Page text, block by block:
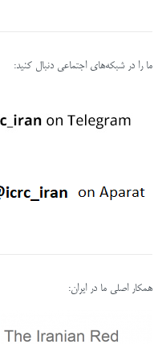
ما را در شبکه‌های اجتماعی دنبال کنید:
همکار اصلی ما در ایران: